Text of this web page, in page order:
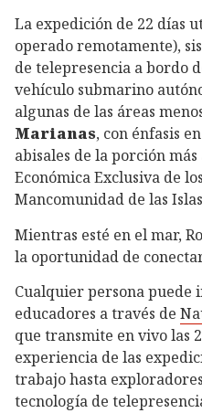
La expedición de 22 días
operado remotamente),
de telepresencia a bordo
vehículo submarino
algunas de las áreas
Marianas, con énfasis
abisales de la porción
Económica Exclusiva de
Mancomunidad de las
Mientras esté en el mar,
la oportunidad de
Cualquier persona puede
educadores a través de
que transmite en vivo las
experiencia de las
trabajo hasta
tecnología de